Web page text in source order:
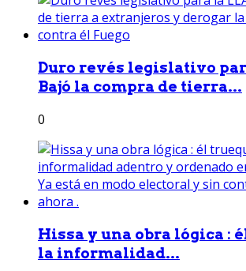
Duro revés legislativo
Bajó la compra de tierra...
0
Hissa y una obra lógica :
la informalidad...